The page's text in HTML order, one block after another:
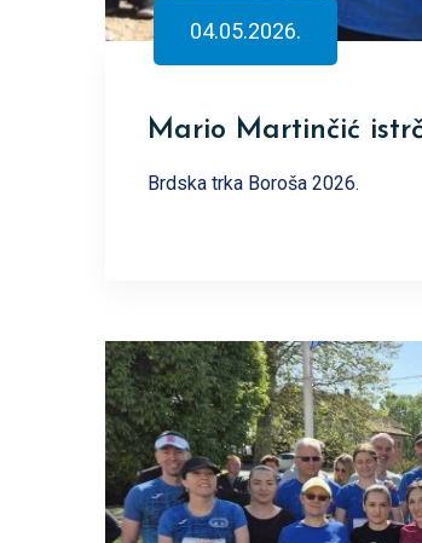
04.05.2026.
Mario Martinčić
Brdska trka Boroša 2026.